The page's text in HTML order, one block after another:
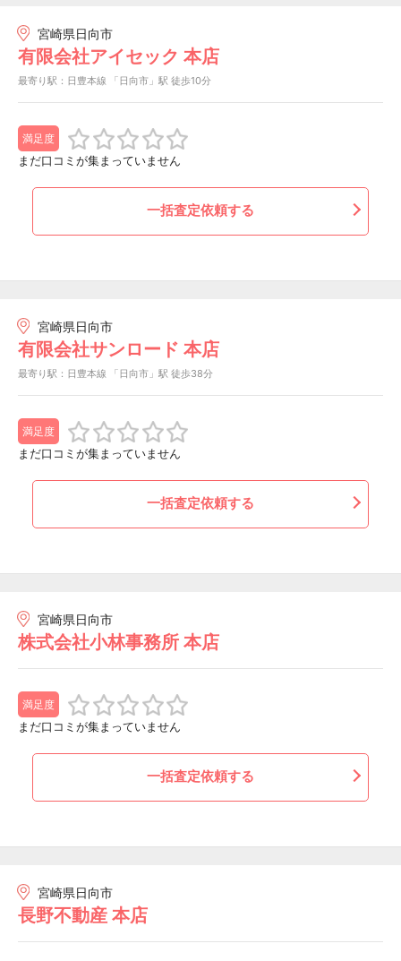
宮崎県日向市
有限会社アイセック 本店
最寄り駅：日豊本線 「日向市」駅 徒歩10分
満足度
まだ口コミが集まっていません
一括査定依頼する
宮崎県日向市
有限会社サンロード 本店
最寄り駅：日豊本線 「日向市」駅 徒歩38分
満足度
まだ口コミが集まっていません
一括査定依頼する
宮崎県日向市
株式会社小林事務所 本店
満足度
まだ口コミが集まっていません
一括査定依頼する
宮崎県日向市
長野不動産 本店